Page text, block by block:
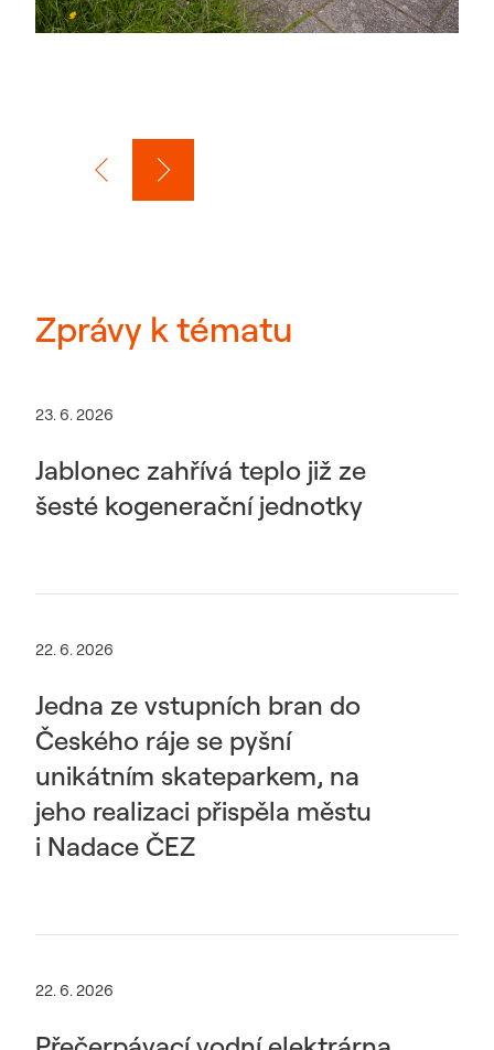
Zprávy k tématu
23. 6. 2026
Jablonec zahřívá teplo již ze
šesté kogenerační jednotky
22. 6. 2026
Jedna ze vstupních bran do
Českého ráje se pyšní
unikátním skateparkem, na
jeho realizaci přispěla městu
i Nadace ČEZ
22. 6. 2026